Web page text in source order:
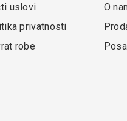
uslovi
privatnosti
robe
O